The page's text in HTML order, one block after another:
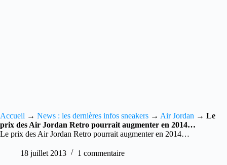
Accueil → News : les dernières infos sneakers → Air Jordan → Le
prix des Air Jordan Retro pourrait augmenter en 2014…
Le prix des Air Jordan Retro pourrait augmenter en 2014…
18 juillet 2013 1 commentaire